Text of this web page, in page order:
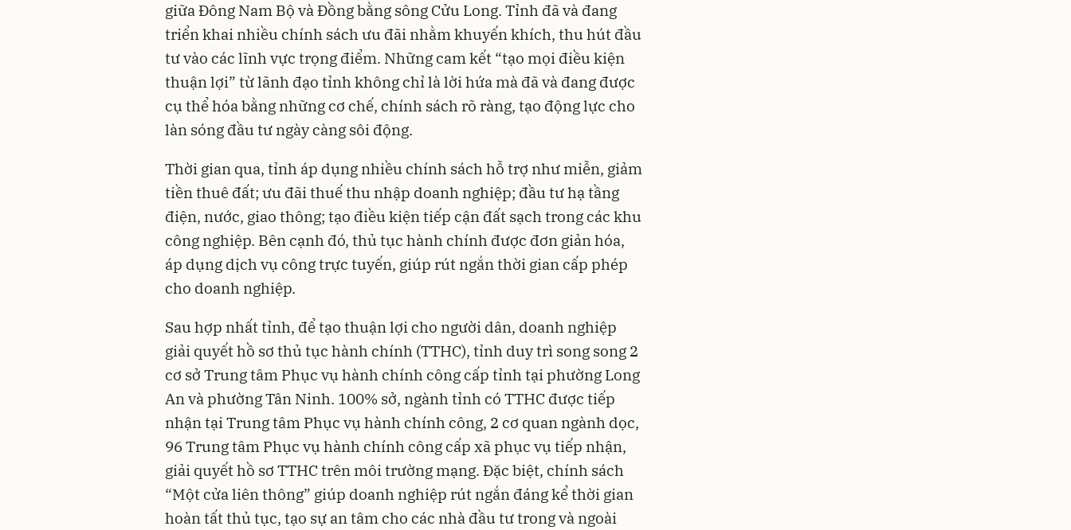
giữa Đông Nam Bộ và Đồng bằng sông Cửu Long. Tỉnh đã và đang
triển khai nhiều chính sách ưu đãi nhằm khuyến khích, thu hút đầu
tư vào các lĩnh vực trọng điểm. Những cam kết “tạo mọi điều kiện
thuận lợi” từ lãnh đạo tỉnh không chỉ là lời hứa mà đã và đang được
cụ thể hóa bằng những cơ chế, chính sách rõ ràng, tạo động lực cho
làn sóng đầu tư ngày càng sôi động.
Thời gian qua, tỉnh áp dụng nhiều chính sách hỗ trợ như miễn, giảm
tiền thuê đất; ưu đãi thuế thu nhập doanh nghiệp; đầu tư hạ tầng
điện, nước, giao thông; tạo điều kiện tiếp cận đất sạch trong các khu
công nghiệp. Bên cạnh đó, thủ tục hành chính được đơn giản hóa,
áp dụng dịch vụ công trực tuyến, giúp rút ngắn thời gian cấp phép
cho doanh nghiệp.
Sau hợp nhất tỉnh, để tạo thuận lợi cho người dân, doanh nghiệp
giải quyết hồ sơ thủ tục hành chính (TTHC), tỉnh duy trì song song 2
cơ sở Trung tâm Phục vụ hành chính công cấp tỉnh tại phường Long
An và phường Tân Ninh. 100% sở, ngành tỉnh có TTHC được tiếp
nhận tại Trung tâm Phục vụ hành chính công, 2 cơ quan ngành dọc,
96 Trung tâm Phục vụ hành chính công cấp xã phục vụ tiếp nhận,
giải quyết hồ sơ TTHC trên môi trường mạng. Đặc biệt, chính sách
“Một cửa liên thông” giúp doanh nghiệp rút ngắn đáng kể thời gian
hoàn tất thủ tục, tạo sự an tâm cho các nhà đầu tư trong và ngoài